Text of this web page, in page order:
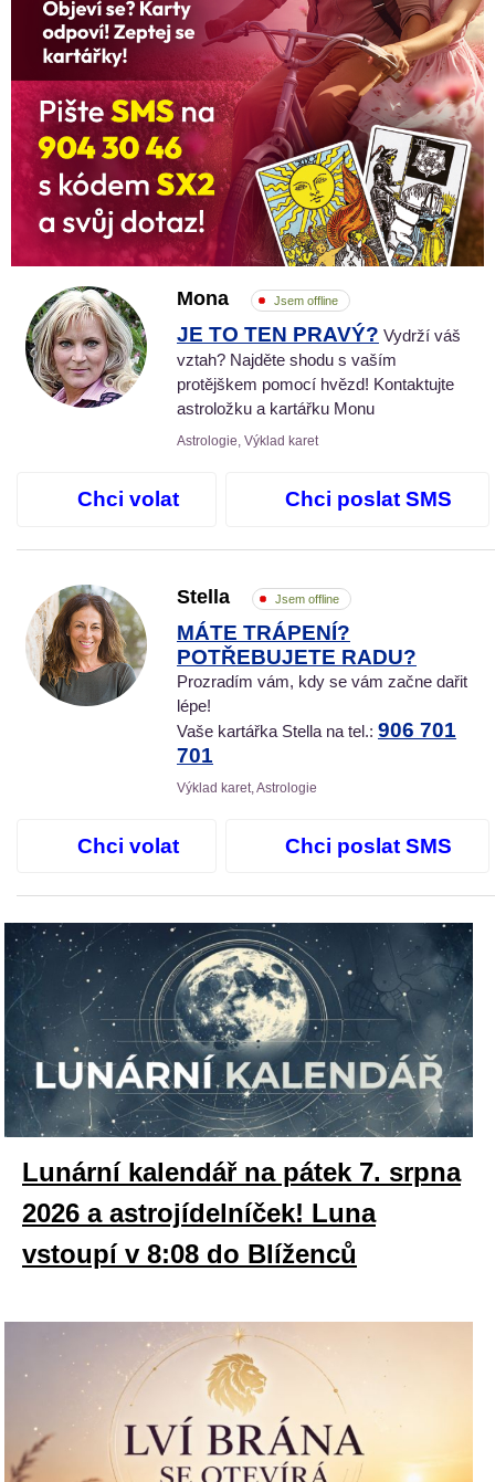
Mona Jsem offline
JE TO TEN PRAVÝ? Vydrží váš
vztah? Najděte shodu s vaším
protějškem pomocí hvězd! Kontaktujte
astroložku a kartářku Monu
Astrologie, Výklad karet
Chci volat Chci poslat SMS
Stella Jsem offline
MÁTE TRÁPENÍ?
POTŘEBUJETE RADU?
Prozradím vám, kdy se vám začne dařit
lépe!
Vaše kartářka Stella na tel.: 906 701
701
Výklad karet, Astrologie
Chci volat Chci poslat SMS
Lunární kalendář na pátek 7. srpna
2026 a astrojídelníček! Luna
vstoupí v 8:08 do Blíženců